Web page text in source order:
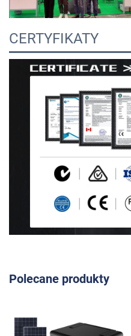
CERTYFIKATY
Polecane produkty